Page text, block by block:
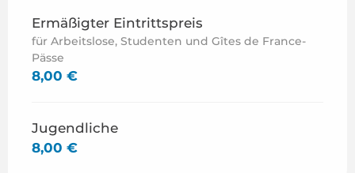
Ermäßigter Eintrittspreis
für Arbeitslose, Studenten und Gîtes de France-
Pässe
8,00 €
Jugendliche
8,00 €